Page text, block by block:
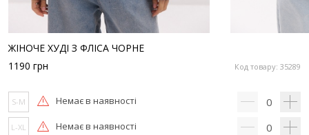
ЖІНОЧЕ ХУДІ З ФЛІСА ЧОРНЕ
Код товару: 35289
1190 грн
S-M Немає в наявності 0
L-XL Немає в наявності 0